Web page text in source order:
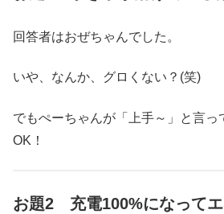
回答者はおぜちゃんでした。
いや、なんか、グロくない？(笑)
でもぺーちゃんが「上手～」と言っ
OK！
お題2 充電100%になって